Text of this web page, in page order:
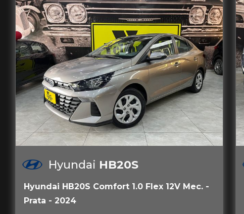
Hyundai HB20S
Hyundai HB20S Comfort 1.0 Flex 12V Mec. -
Prata - 2024